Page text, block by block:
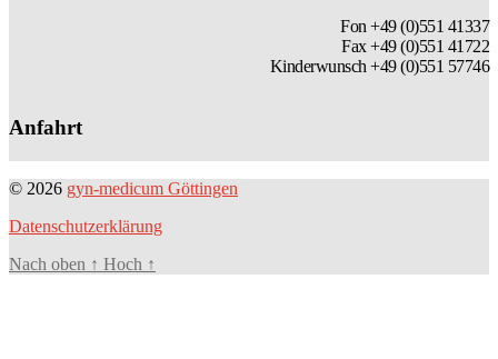
Fon +49 (0)551 41337
Fax +49 (0)551 41722
Kinderwunsch +49 (0)551 57746
Anfahrt
© 2026 gyn-medicum Göttingen
Datenschutzerklärung
Nach oben ↑ Hoch ↑